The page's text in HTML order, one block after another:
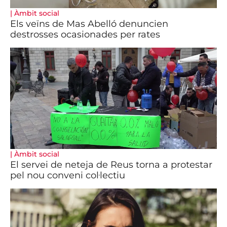
| Àmbit social
Els veïns de Mas Abelló denuncien
destrosses ocasionades per rates
| Àmbit social
El servei de neteja de Reus torna a protestar
pel nou conveni col·lectiu